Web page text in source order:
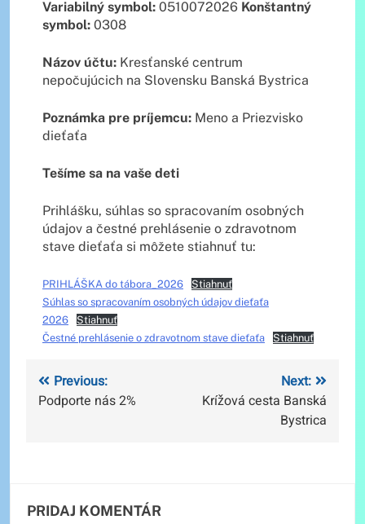
Variabilný symbol: 0510072026 Konštantný
symbol: 0308
Názov účtu: Kresťanské centrum
nepočujúcich na Slovensku Banská Bystrica
Poznámka pre príjemcu: Meno a Priezvisko
dieťaťa
Tešíme sa na vaše deti
Prihlášku, súhlas so spracovaním osobných
údajov a čestné prehlásenie o zdravotnom
stave dieťaťa si môžete stiahnuť tu:
PRIHLÁŠKA do tábora_2026
Stiahnuť
Súhlas so spracovaním osobných údajov dieťaťa
2026
Stiahnuť
Čestné prehlásenie o zdravotnom stave dieťaťa
Stiahnuť
Navigácia
v
Previous:
Podporte nás 2%
Next:
Krížová cesta Banská
Bystrica
PRIDAJ KOMENTÁR